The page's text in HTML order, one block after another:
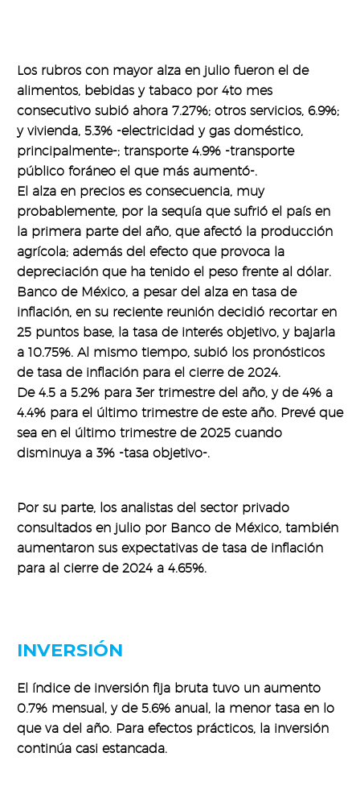
Los rubros con mayor alza en julio fueron el de
alimentos, bebidas y tabaco por 4to mes
consecutivo subió ahora 7.27%; otros servicios, 6.9%;
y vivienda, 5.3% -electricidad y gas doméstico,
principalmente-; transporte 4.9% -transporte
público foráneo el que más aumentó-.
El alza en precios es consecuencia, muy
probablemente, por la sequía que sufrió el país en
la primera parte del año, que afectó la producción
agrícola; además del efecto que provoca la
depreciación que ha tenido el peso frente al dólar.
Banco de México, a pesar del alza en tasa de
inflación, en su reciente reunión decidió recortar en
25 puntos base, la tasa de interés objetivo, y bajarla
a 10.75%. Al mismo tiempo, subió los pronósticos
de tasa de inflación para el cierre de 2024.
De 4.5 a 5.2% para 3er trimestre del año, y de 4% a
4.4% para el último trimestre de este año. Prevé que
sea en el último trimestre de 2025 cuando
disminuya a 3% -tasa objetivo-.
Por su parte, los analistas del sector privado
consultados en julio por Banco de México, también
aumentaron sus expectativas de tasa de inflación
para al cierre de 2024 a 4.65%.
INVERSIÓN
El índice de inversión fija bruta tuvo un aumento
0.7% mensual, y de 5.6% anual, la menor tasa en lo
que va del año. Para efectos prácticos, la inversión
continúa casi estancada.